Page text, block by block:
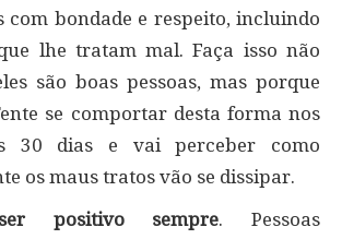
com bondade e respeito, incluindo
lhe tratam mal. Faça isso não
são boas pessoas, mas porque
se comportar desta forma nos
30 dias e vai perceber como
os maus tratos vão se dissipar.
positivo sempre. Pessoas